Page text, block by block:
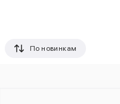
По новинкам